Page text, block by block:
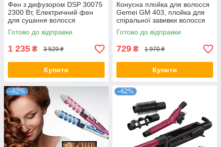
Фен з дифузором DSP 30075
2300 Вт, Електричний фен
для сушіння волосся
Готово до відправки
1 235 ₴ 3 529 ₴
Купити
Конусна плойка для волосся
Gemei GM 403, плойка для
спіральної завивки волосся
Готово до відправки
729 ₴ 1 970 ₴
Купити
–62% –62%